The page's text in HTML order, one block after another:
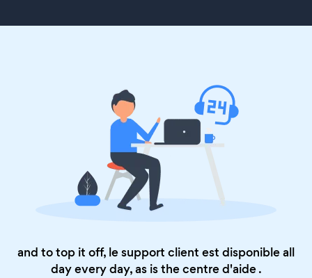
and to top it off, le support client est disponible all
day every day, as is thecentre d'aide.